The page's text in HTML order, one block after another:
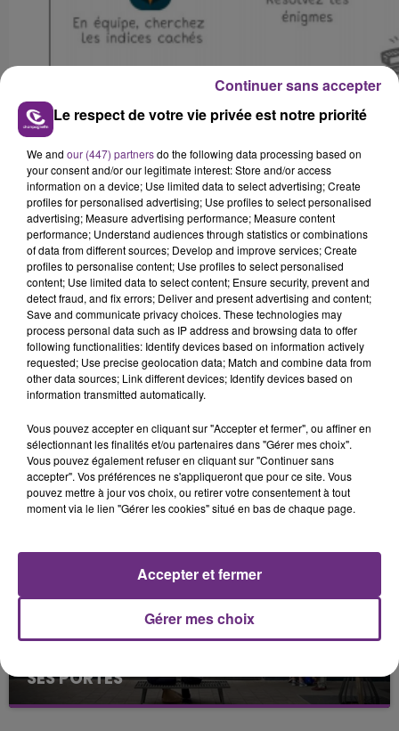
FIL D'ACTUS
LA CENTRALE NUCLÉAIRE DE CHOOZ
TOUJOURS À L'ARRÊT
Cela fait déjà une semaine que la centrale
nucléaire ardennaise est à l'arrêt. Une situation
justifiée par la sécheresse intense qui est toujours
SES PORTES
C'était l'une des institutions du centre-ville
Le respect de votre vie privée est notre priorité
We and our (447) partnersdo the following data processing based on
your consent and/or our legitimate interest: Store and/or access
information on a device; Use limited data to select advertising; Create
profiles for personalised advertising; Use profiles to select personalised
advertising; Measure advertising performance; Measure content
performance; Understand audiences through statistics or combinations
of data from different sources; Develop and improve services; Create
profiles to personalise content; Use profiles to select personalised
content; Use limited data to select content; Ensure security, prevent and
detect fraud, and fix errors; Deliver and present advertising and content;
Save and communicate privacy choices. These technologies may
process personal data such as IP address and browsing data to offer
following functionalities: Identify devices based on information actively
requested; Use precise geolocation data; Match and combine data from
other data sources; Link different devices; Identify devices based on
information transmitted automatically.
Vous pouvez accepter en cliquant sur "Accepter et fermer", ou affiner en
sélectionnant les finalités et/ou partenaires dans "Gérer mes choix".
Vous pouvez également refuser en cliquant sur "Continuer sans
accepter". Vos préférences ne s'appliqueront que pour ce site. Vous
pouvez mettre à jour vos choix, ou retirer votre consentement à tout
moment via le lien "Gérer les cookies" situé en bas de chaque page.
Gérer mes choix
Accepter et fermer
Continuer sans accepter